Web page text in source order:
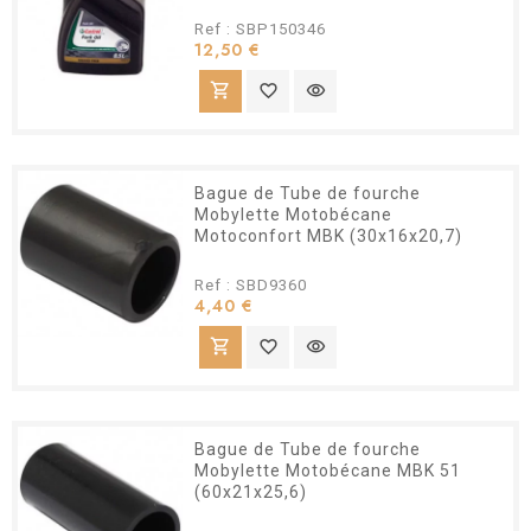
Ref : SBP150346
12,50 €
shopping_cart favorite_border visibility
Bague de Tube de fourche
Mobylette Motobécane
Motoconfort MBK (30x16x20,7)
Ref : SBD9360
4,40 €
shopping_cart favorite_border visibility
Bague de Tube de fourche
Mobylette Motobécane MBK 51
(60x21x25,6)